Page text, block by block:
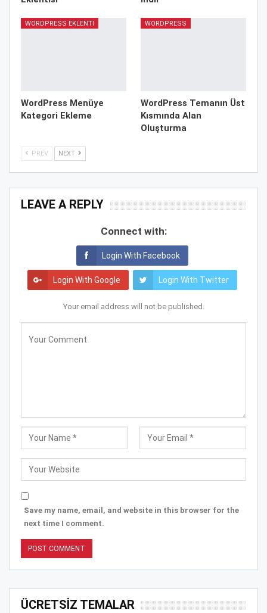
WORDPRESS EKLENTI
WordPress Menüye
Kategori Ekleme
WORDPRESS
WordPress Temanın Üst
Kısmında Alan
Oluşturma
PREV NEXT
LEAVE A REPLY
Connect with:
Login With Facebook
Login With Google Login With Twitter
Your email address will not be published.
Save my name, email, and website in this browser for the
next time I comment.
ÜCRETSİZ TEMALAR